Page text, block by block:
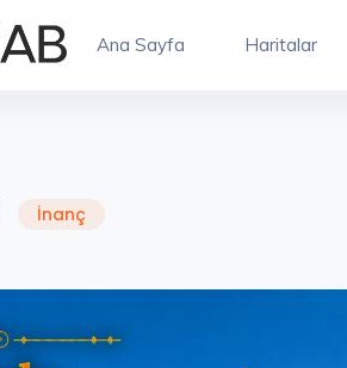
Ana Sayfa Haritalar
İnanç